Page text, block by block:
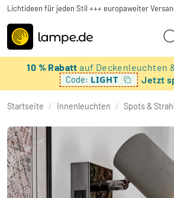
Lichtideen für jeden Stil +++ europaweiter
10 % Rabattauf Deckenleuchten
Code: LIGHT Jetzt
Startseite / Innenleuchten / Spots &